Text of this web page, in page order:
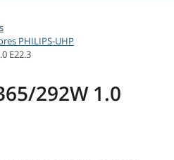
PHILIPS-UHP
E22.3
292W 1.0